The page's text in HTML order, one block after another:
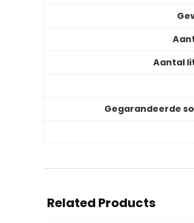
Aantal
Gegarandeerde
Related Products